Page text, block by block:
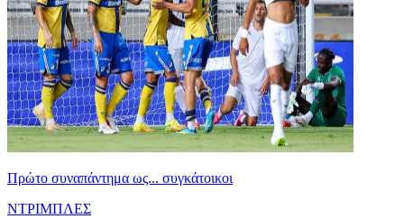
Πρώτο συναπάντημα ως... συγκάτοικοι
ΝΤΡΙΜΠΛΕΣ